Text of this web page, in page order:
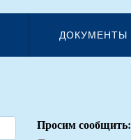
ДОКУМЕНТЫ
Просим сообщить: